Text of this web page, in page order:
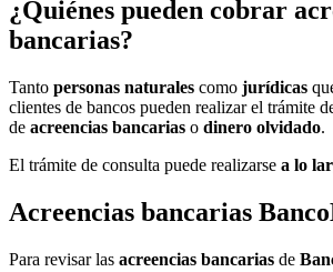
¿Quiénes pueden cobrar
bancarias?
Tanto personas naturales como jurídicas
clientes de bancos pueden realizar el trámite
de acreencias bancarias o dinero olvidado.
El trámite de consulta puede realizarse a lo
Acreencias bancarias
Para revisar las acreencias bancarias de